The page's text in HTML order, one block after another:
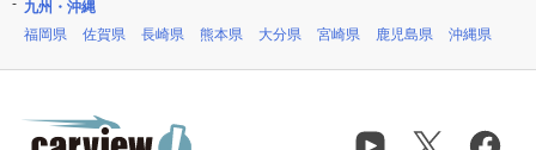
九州・沖縄
福岡県
佐賀県 長崎県 熊本県 大分県 宮崎県 鹿児島県 沖縄県